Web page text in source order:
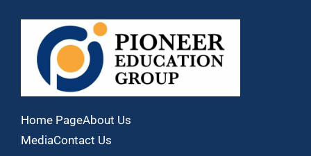
Home PageAbout Us
MediaContact Us